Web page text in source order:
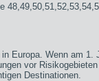
Europa. Wenn am 1.
vor
Destinationen.